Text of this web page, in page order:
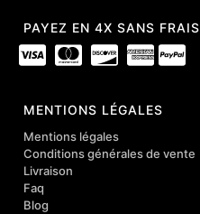
PAYEZ EN 4X SANS FRAIS
MENTIONS LÉGALES
Mentions légales
Conditions générales de vente
Livraison
Faq
Blog